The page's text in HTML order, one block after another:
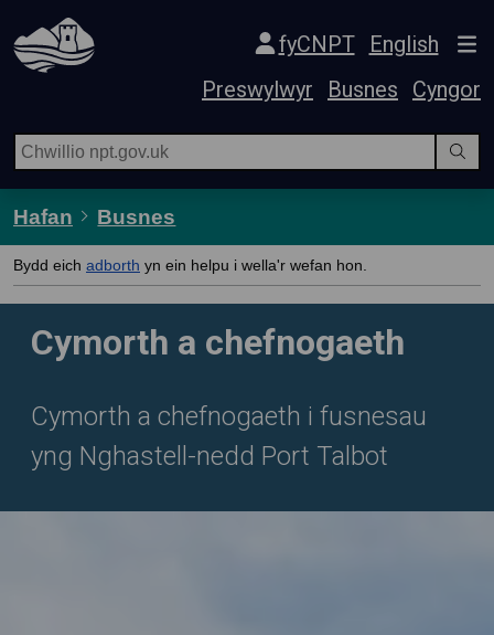
Hepgor gwe-lywio
fyCNPT
English
Preswylwyr
Busnes Cyngor
Hafan Busnes
Bydd eich adborth yn ein helpu i wella'r wefan hon.
Cymorth a chefnogaeth
Cymorth a chefnogaeth i fusnesau
yng Nghastell-nedd Port Talbot